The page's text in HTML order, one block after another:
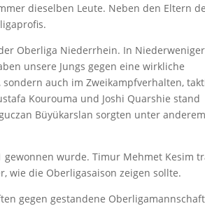
dieselben Leute. Neben den Eltern
Oberliga Niederrhein. In
unsere Jungs gegen eine wirkliche
auch im Zweikampfverhalten,
Kourouma und Joshi Quarshie stand
Büyükarslan sorgten unter
gewonnen wurde. Timur Mehmet Kesim
wie die Oberligasaison zeigen sollte.
gegen gestandene